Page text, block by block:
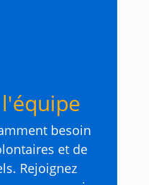
besoin
et de
Rejoignez